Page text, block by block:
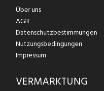
Über uns
AGB
Datenschutzbestimmungen
Nutzungsbedingungen
Impressum
VERMARKTUNG